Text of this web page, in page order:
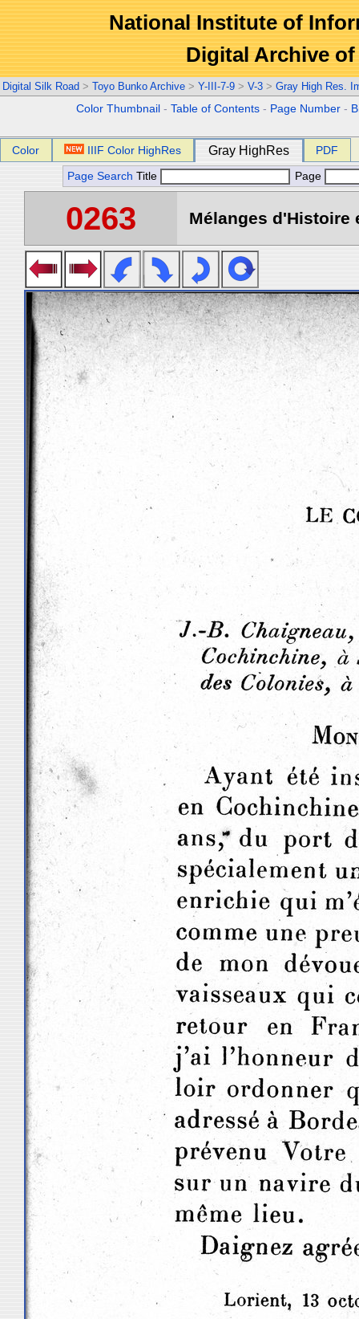
National Institute of
Digital Archive
Digital Silk Road > Toyo Bunko Archive > Y-III-7-9 > V-3 > Gray High Res.
Color Thumbnail -Table of Contents - Page Number -
Color IIIF Color HighRes Gray HighRes PDF
Page Search Title Page
0263 Mélanges d'Histoire